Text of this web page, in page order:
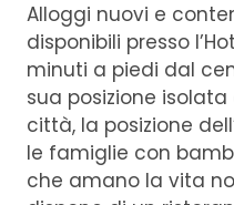
Alloggi nuovi e
disponibili presso
minuti a piedi dal
sua posizione
città, la posizione
le famiglie con
che amano la vita